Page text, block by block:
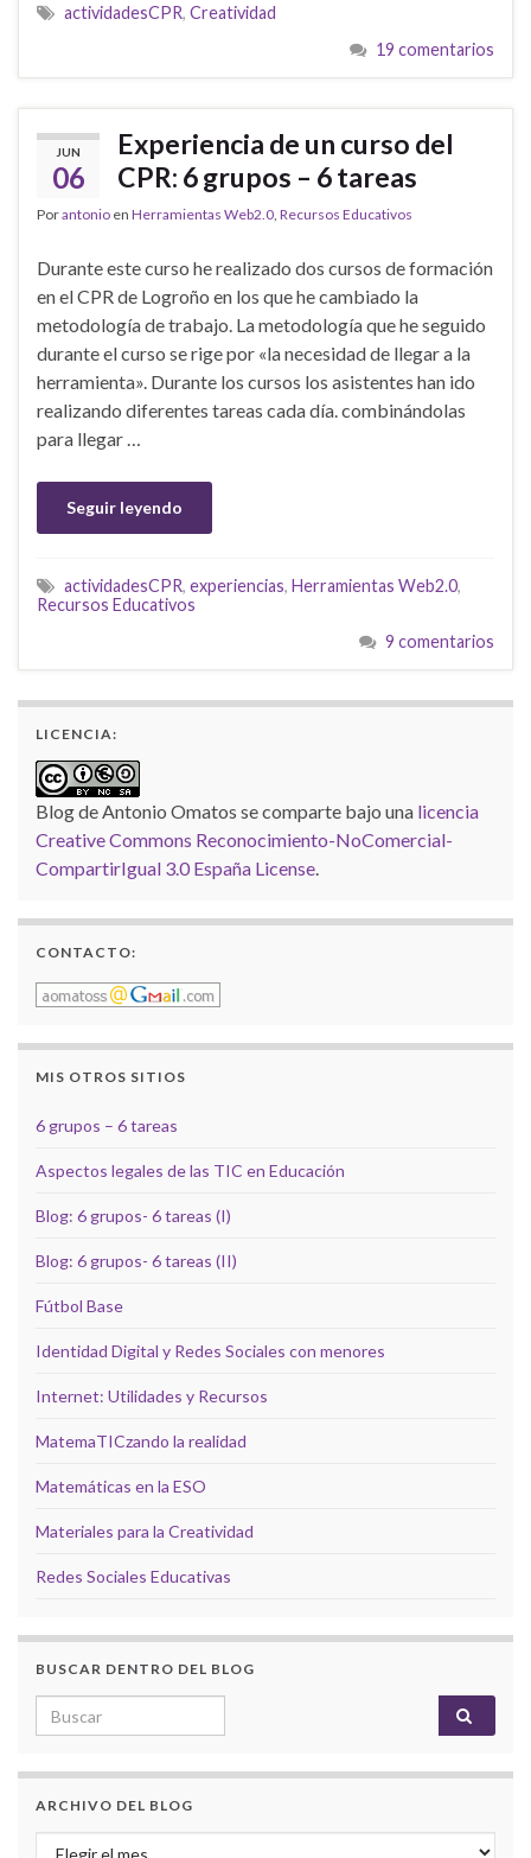
actividadesCPR, Creatividad
19 comentarios
JUN
06
Experiencia de un curso del
CPR: 6 grupos – 6 tareas
Porantonio en Herramientas Web2.0 Recursos Educativos
Durante este curso he realizado dos cursos de formación
en el CPR de Logroño en los que he cambiado la
metodología de trabajo. La metodología que he seguido
durante el curso se rige por «la necesidad de llegar a la
herramienta». Durante los cursos los asistentes han ido
realizando diferentes tareas cada día. combinándolas
para llegar …
Seguir leyendo
actividadesCPR, experiencias, Herramientas Web2.0,
Recursos Educativos
9 comentarios
LICENCIA:
Blog de Antonio Omatos se comparte bajo una licencia
Creative Commons Reconocimiento-NoComercial-
CompartirIgual 3.0 España License
CONTACTO:
MIS OTROS SITIOS
6 grupos – 6 tareas
Aspectos legales de las TIC en Educación
Blog: 6 grupos- 6 tareas (I)
Blog: 6 grupos- 6 tareas (II)
Fútbol Base
Identidad Digital y Redes Sociales con menores
Internet: Utilidades y Recursos
MatemaTICzando la realidad
Matemáticas en la ESO
Materiales para la Creatividad
Redes Sociales Educativas
BUSCAR DENTRO DEL BLOG
Search for:
ARCHIVO DEL BLOG
Archivo del Blog